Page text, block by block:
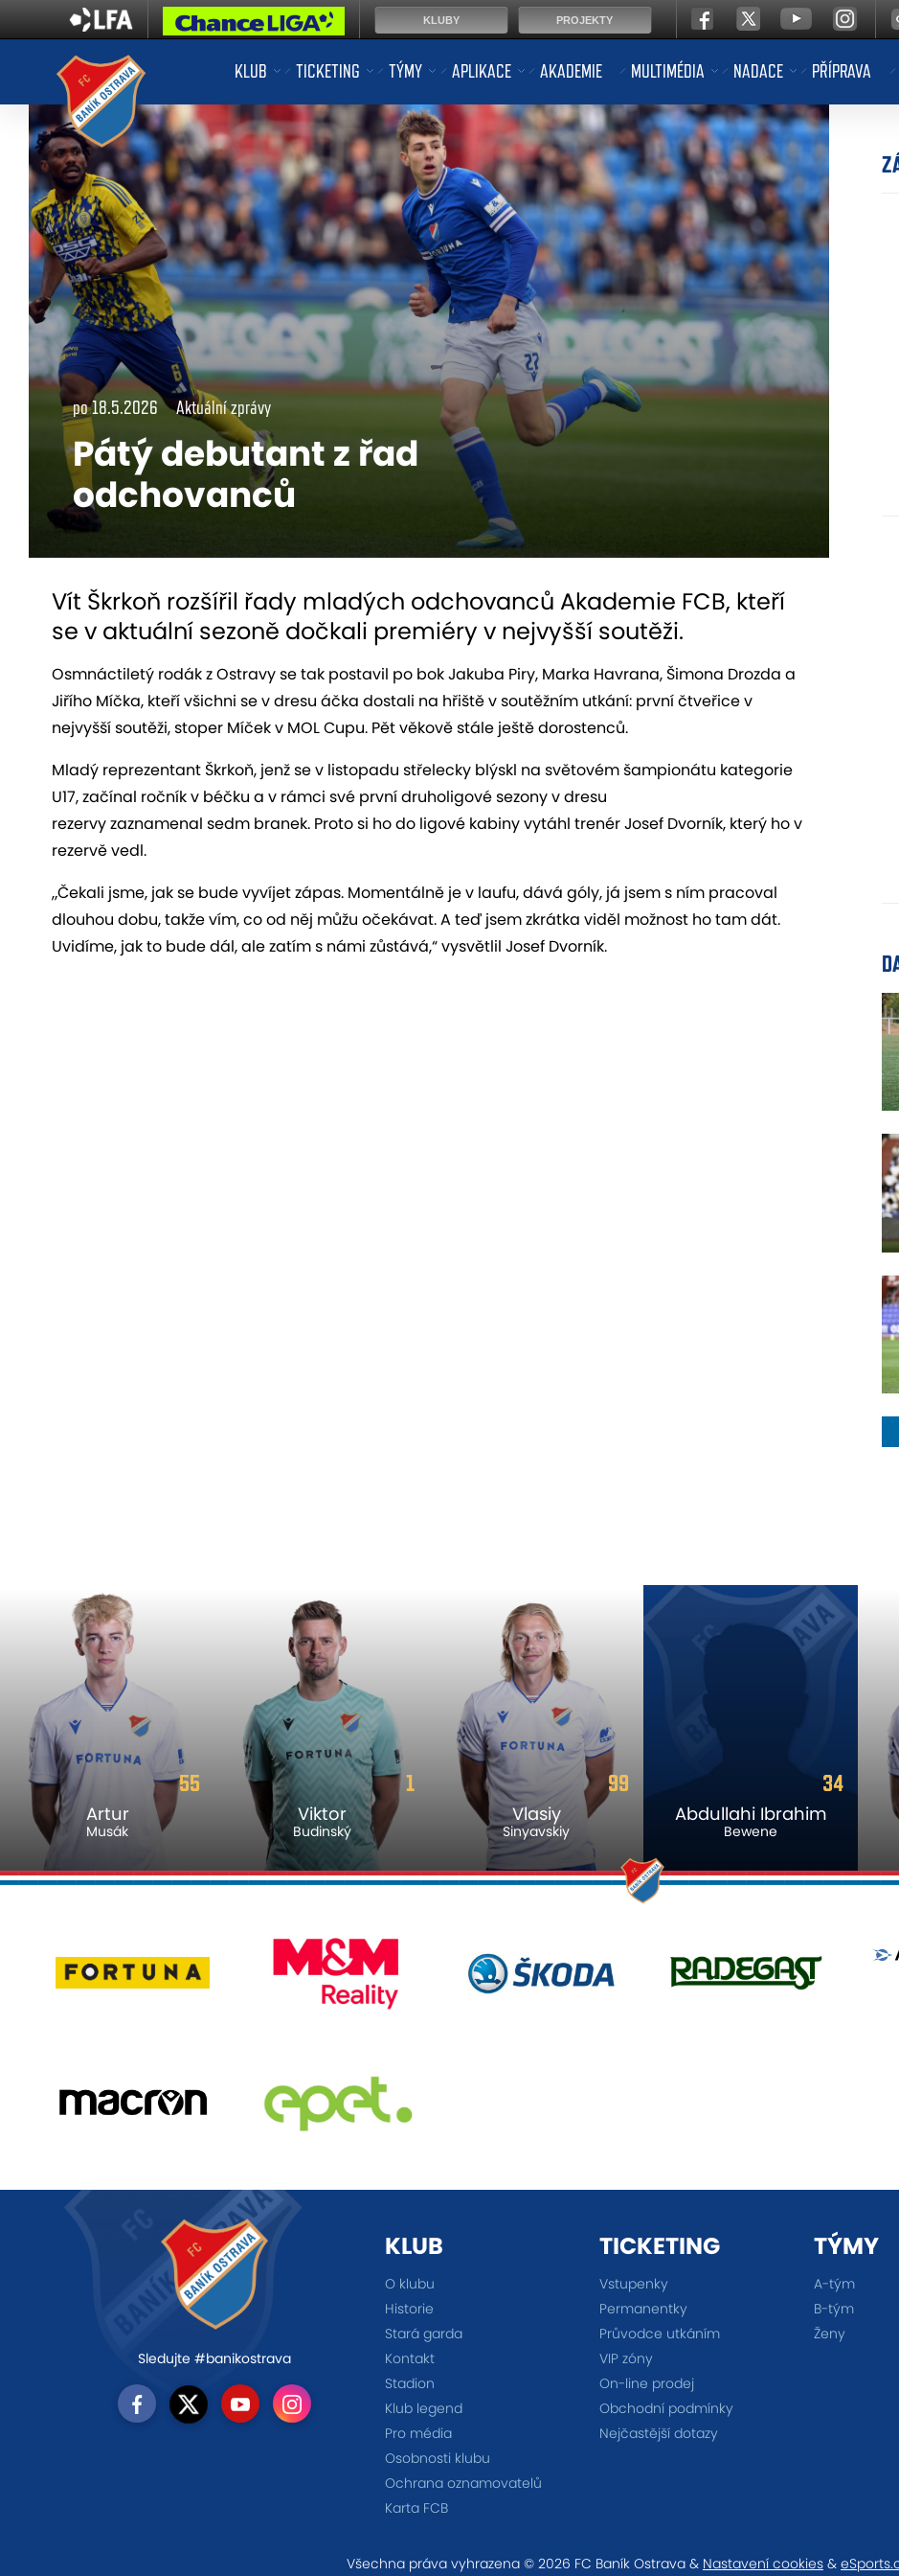
KLUB TICKETING TÝMY APLIKACE AKADEMIE MULTIMÉDIA NADACE PŘÍPRAVA
po 18.5.2026 Aktuální zprávy
Pátý debutant z řad
odchovanců
Vít Škrkoň rozšířil řady mladých odchovanců Akademie FCB, kteří
se v aktuální sezoně dočkali premiéry v nejvyšší soutěži.
Osmnáctiletý rodák z Ostravy se tak postavil po bok Jakuba Piry, Marka Havrana, Šimona Drozda a
Jiřího Míčka, kteří všichni se v dresu áčka dostali na hřiště v soutěžním utkání: první čtveřice v
nejvyšší soutěži, stoper Míček v MOL Cupu. Pět věkově stále ještě dorostenců.
Mladý reprezentant Škrkoň, jenž se v listopadu střelecky blýskl na světovém šampionátu kategorie
U17, začínal ročník v béčku a v rámci své první druholigové sezony v dresu
rezervy zaznamenal sedm branek. Proto si ho do ligové kabiny vytáhl trenér Josef Dvorník, který ho v
rezervě vedl.
„Čekali jsme, jak se bude vyvíjet zápas. Momentálně je v laufu, dává góly, já jsem s ním pracoval
dlouhou dobu, takže vím, co od něj můžu očekávat. A teď jsem zkrátka viděl možnost ho tam dát.
Uvidíme, jak to bude dál, ale zatím s námi zůstává,“ vysvětlil Josef Dvorník.
55
Artur
Musák
1
Viktor
Budinský
99
Vlasiy
Sinyavskiy
34
Abdullahi Ibrahim
Bewene
Sledujte #banikostrava
KLUB
O klubu
Historie
Stará garda
Kontakt
Stadion
Klub legend
Pro média
Osobnosti klubu
Ochrana oznamovatelů
Karta FCB
TICKETING
Vstupenky
Permanentky
Průvodce utkáním
VIP zóny
On-line prodej
Obchodní podmínky
Nejčastější dotazy
TÝMY
A-tým
B-tým
Ženy
Všechna práva vyhrazena © 2026 FC Baník Ostrava & Nastavení cookies &
KLUBY PROJEKTY